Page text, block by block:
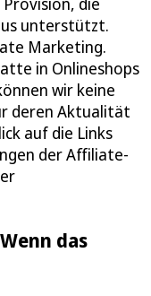
unterstützt.
Marketing.
in Onlineshops
wir keine
deren Aktualität
auf die Links
der Affiliate-
das